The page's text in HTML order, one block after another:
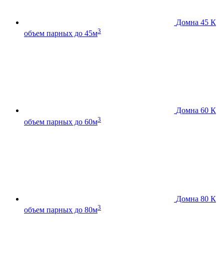
Домна 45 К
объем парных до 45м3
Домна 60 К
объем парных до 60м3
Домна 80 К
объем парных до 80м3